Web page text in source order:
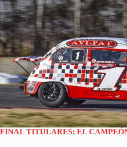
FINAL TITULARES: EL